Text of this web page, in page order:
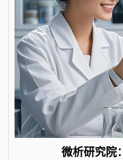
微析研究院